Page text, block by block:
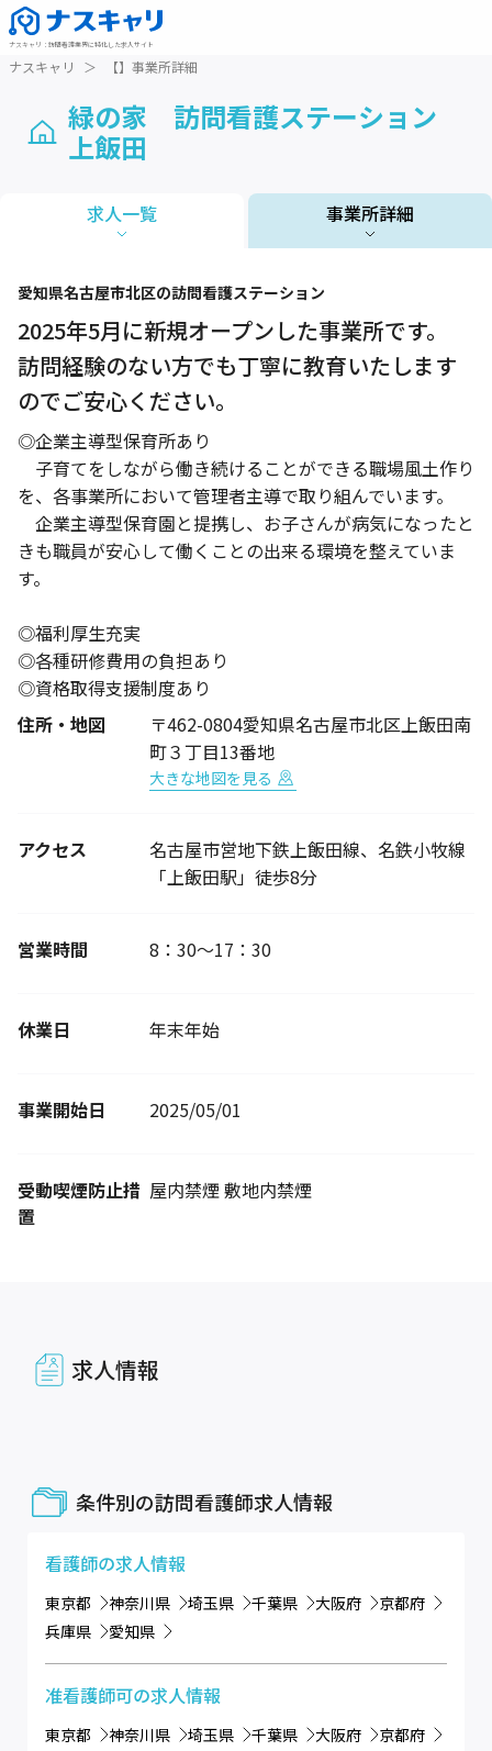
ナスキャリ ： 訪問看護業界に特化した求人サイト
ナスキャリ ＞ 【】事業所詳細
緑の家 訪問看護ステーション
上飯田
求人一覧 事業所詳細
1 / 1
愛知県名古屋市北区の訪問看護ステーション
2025年5月に新規オープンした事業所です。
訪問経験のない方でも丁寧に教育いたします
のでご安心ください。
◎企業主導型保育所あり
子育てをしながら働き続けることができる職場風土作り
を、各事業所において管理者主導で取り組んでいます。
企業主導型保育園と提携し、お子さんが病気になったと
きも職員が安心して働くことの出来る環境を整えていま
す。
◎福利厚生充実
◎各種研修費用の負担あり
◎資格取得支援制度あり
住所・地図
〒462-0804愛知県名古屋市北区上飯田南
町３丁目13番地
大きな地図を見る
アクセス
名古屋市営地下鉄上飯田線、名鉄小牧線
「上飯田駅」徒歩8分
営業時間 8：30～17：30
休業日 年末年始
事業開始日 2025/05/01
受動喫煙防止措
置
屋内禁煙 敷地内禁煙
求人情報
条件別の訪問看護師求人情報
看護師の求人情報
東京都 神奈川県 埼玉県 千葉県 大阪府
京都府
兵庫県
愛知県
准看護師可の求人情報
東京都 神奈川県 埼玉県 千葉県 大阪府
京都府